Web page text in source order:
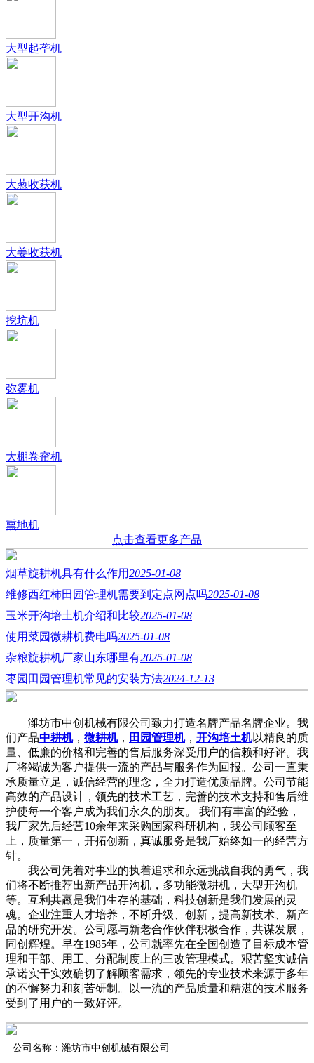
大型起垄机
大型开沟机
大葱收获机
大姜收获机
挖坑机
弥雾机
大棚卷帘机
熏地机
点击查看更多产品
烟草旋耕机具有什么作用2025-01-08
维修西红柿田园管理机需要到定点网点吗2025-01-08
玉米开沟培土机介绍和比较2025-01-08
使用菜园微耕机费电吗2025-01-08
杂粮旋耕机厂家山东哪里有2025-01-08
枣园田园管理机常见的安装方法2024-12-13
潍坊市中创机械有限公司致力打造名牌产品名牌企业。我
们产品中耕机， 微耕机， 田园管理机， 开沟培土机以精良的质
量、低廉的价格和完善的售后服务深受用户的信赖和好评。我
厂将竭诚为客户提供一流的产品与服务作为回报。公司一直秉
承质量立足，诚信经营的理念，全力打造优质品牌。公司节能
高效的产品设计，领先的技术工艺，完善的技术支持和售后维
护使每一个客户成为我们永久的朋友。 我们有丰富的经验，
我厂家先后经营10余年来采购国家科研机构，我公司顾客至
上，质量第一，开拓创新，真诚服务是我厂始终如一的经营方
针。
我公司凭着对事业的执着追求和永远挑战自我的勇气，我
们将不断推荐出新产品开沟机，多功能微耕机，大型开沟机
等。互利共羸是我们生存的基础，科技创新是我们发展的灵
魂。企业注重人才培养，不断升级、创新，提高新技术、新产
品的研究开发。公司愿与新老合作伙伴积极合作，共谋发展，
同创辉煌。早在1985年，公司就率先在全国创造了目标成本管
理和干部、用工、分配制度上的三改管理模式。艰苦坚实诚信
承诺实干实效确切了解顾客需求，领先的专业技术来源于多年
的不懈努力和刻苦研制。以一流的产品质量和精湛的技术服务
受到了用户的一致好评。
公司名称：潍坊市中创机械有限公司